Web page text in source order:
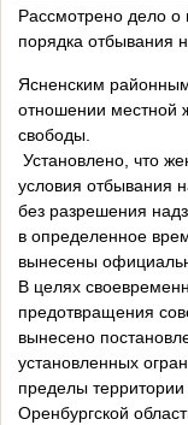
Рассмотрено дело о
порядка отбывания
Ясненским
отношении местной
свободы.
Установлено, что
условия отбывания
без разрешения
в определенное
вынесены
В целях
предотвращения
вынесено
установленных
пределы территории
Оренбургской